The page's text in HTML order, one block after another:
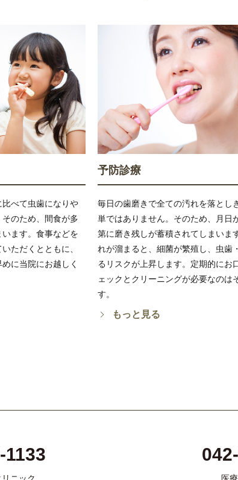
べて虫歯になりや
のため、間食が多
ます。食事などを
ただくとともに、
に当院にお越しく
予防診療
毎日の歯磨きで全ての汚れを落とし
単ではありません。そのため、月日
第に磨き残しが蓄積されてしまいま
れが溜まると、細菌が繁殖し、虫歯
るリスクが上昇します。定期的にお
ェックとクリーニングが必要なのは
す。
もっと見る
1133